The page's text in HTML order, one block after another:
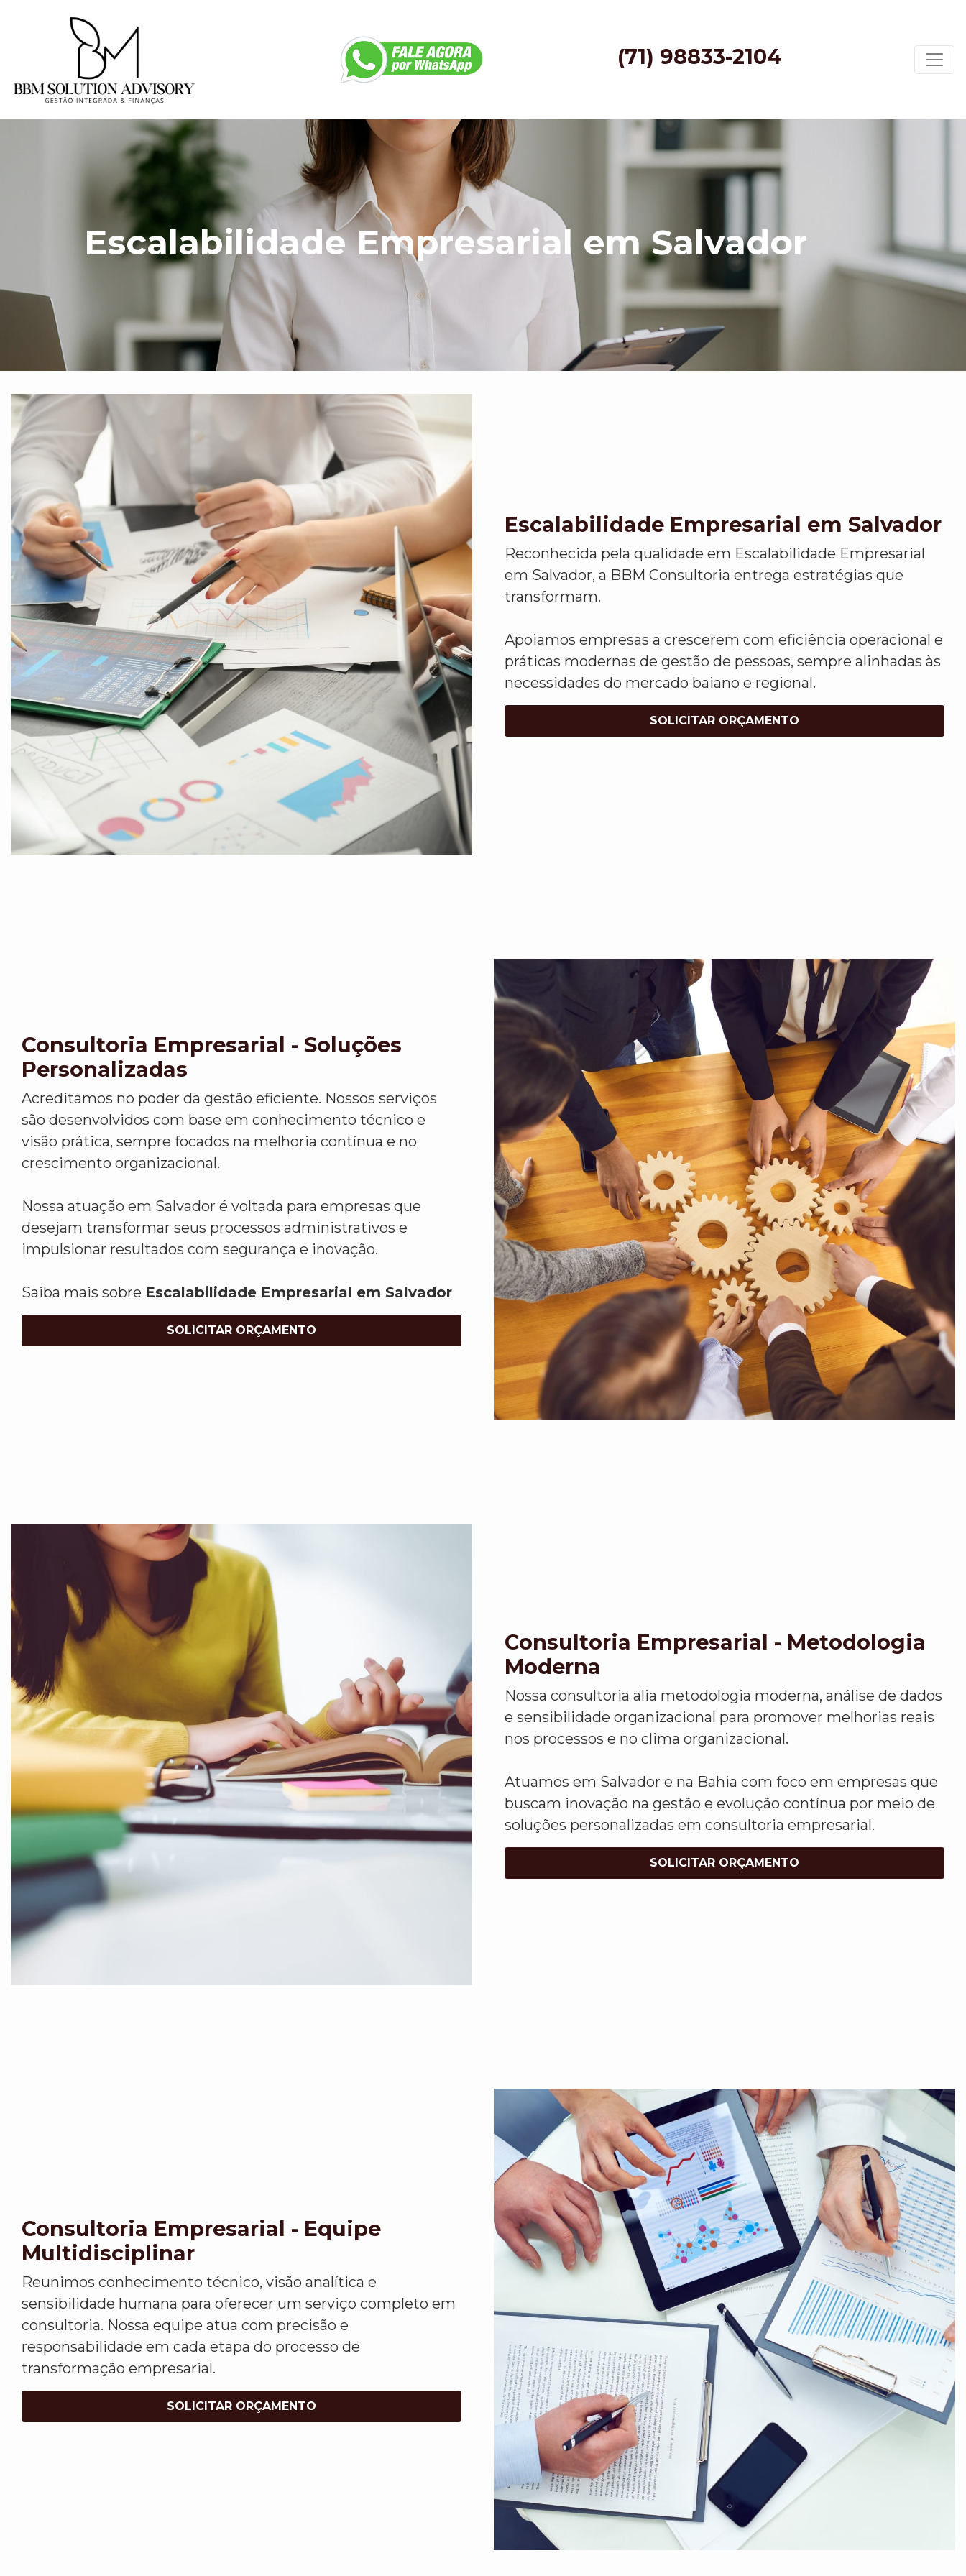
(71) 98833-2104
Escalabilidade Empresarial em Salvador
Escalabilidade Empresarial em Salvador
Reconhecida pela qualidade em Escalabilidade Empresarial
em Salvador, a BBM Consultoria entrega estratégias que
transformam.
Apoiamos empresas a crescerem com eficiência operacional e
práticas modernas de gestão de pessoas, sempre alinhadas às
necessidades do mercado baiano e regional.
SOLICITAR ORÇAMENTO
Consultoria Empresarial - Soluções
Personalizadas
Acreditamos no poder da gestão eficiente. Nossos serviços
são desenvolvidos com base em conhecimento técnico e
visão prática, sempre focados na melhoria contínua e no
crescimento organizacional.
Nossa atuação em Salvador é voltada para empresas que
desejam transformar seus processos administrativos e
impulsionar resultados com segurança e inovação.
Saiba mais sobre Escalabilidade Empresarial em Salvador
SOLICITAR ORÇAMENTO
Consultoria Empresarial - Metodologia
Moderna
Nossa consultoria alia metodologia moderna, análise de dados
e sensibilidade organizacional para promover melhorias reais
nos processos e no clima organizacional.
Atuamos em Salvador e na Bahia com foco em empresas que
buscam inovação na gestão e evolução contínua por meio de
soluções personalizadas em consultoria empresarial.
SOLICITAR ORÇAMENTO
Consultoria Empresarial - Equipe
Multidisciplinar
Reunimos conhecimento técnico, visão analítica e
sensibilidade humana para oferecer um serviço completo em
consultoria. Nossa equipe atua com precisão e
responsabilidade em cada etapa do processo de
transformação empresarial.
SOLICITAR ORÇAMENTO